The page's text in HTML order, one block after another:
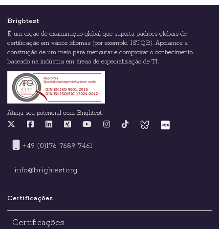
Brightest
É um órgão de examinação global que suporta padrões globais de
certificação em vários idiomas (por exemplo, ISTQB). Apoiamos a
construção de um meio para mensurar e comprovar o conhecimento
baseado na indústria em áreas de especialização de TI.
Atinja seu potencial com Brightest.
+49 (0)176 7689 7461
info@brightest.org
Certificações
Certificações